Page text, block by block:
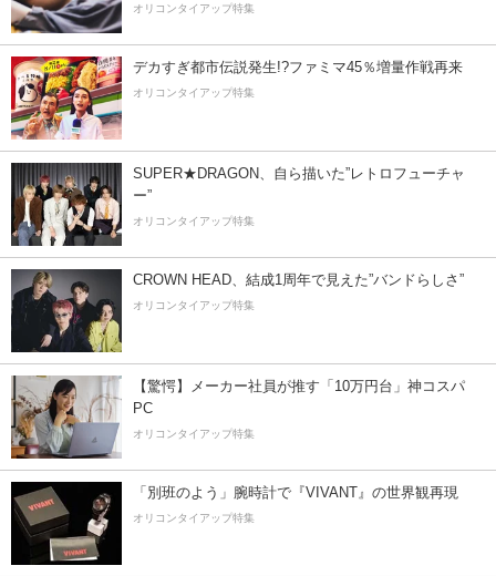
オリコンタイアップ特集
デカすぎ都市伝説発生!?ファミマ45％増量作戦再来
オリコンタイアップ特集
SUPER★DRAGON、自ら描いた”レトロフューチャ
ー”
オリコンタイアップ特集
CROWN HEAD、結成1周年で見えた”バンドらしさ”
オリコンタイアップ特集
【驚愕】メーカー社員が推す「10万円台」神コスパ
PC
オリコンタイアップ特集
「別班のよう」腕時計で『VIVANT』の世界観再現
オリコンタイアップ特集